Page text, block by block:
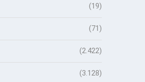
(19)
(71)
(2.422)
(3.128)